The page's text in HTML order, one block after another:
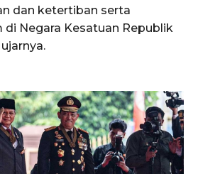
dan ketertiban serta
Negara Kesatuan Republik